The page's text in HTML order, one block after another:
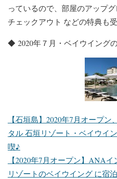
っているので、部屋のアップ
チェックアウト などの特典も
◆ 2020年７月・ベイウイング
【石垣島】2020年7月オープ
タル 石垣リゾート・ベイウイ
喫♪
【2020年7月オープン】ANA
リゾートのベイウイング に宿